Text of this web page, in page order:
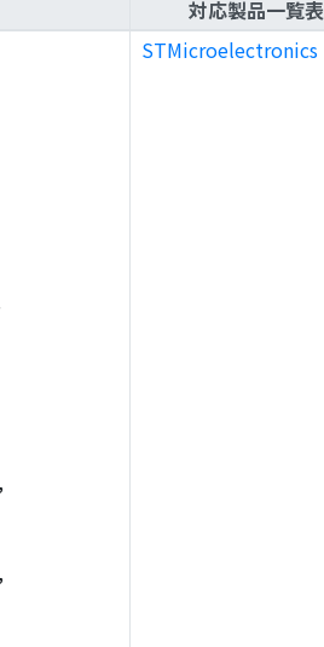
対応製品一覧表
STMicroelectronics